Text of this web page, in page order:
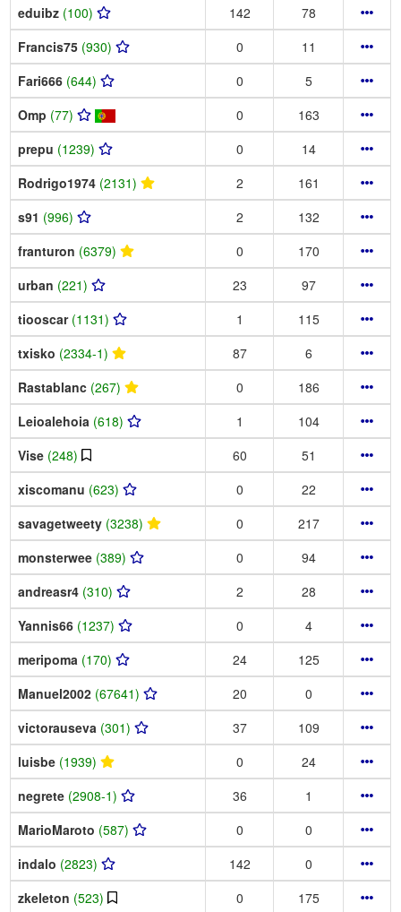
eduibz (100) 142
78
Francis75 (930) 0
11
Fari666 (644) 0
5
Omp (77) 0
163
prepu (1239) 0
14
Rodrigo1974 (2131) 2
161
s91 (996) 2
132
franturon (6379) 0
170
urban (221) 23
97
tiooscar (1131) 1
115
txisko (2334-1) 87
6
Rastablanc (267) 0
186
Leioalehoia (618) 1
104
Vise (248) 60
51
xiscomanu (623) 0
22
savagetweety (3238) 0
217
monsterwee (389) 0
94
andreasr4 (310) 2
28
Yannis66 (1237) 0
4
meripoma (170) 24
125
Manuel2002 (67641) 20
0
victorauseva (301) 37
109
luisbe (1939) 0
24
negrete (2908-1) 36
1
MarioMaroto (587) 0
0
indalo (2823) 142
0
zkeleton (523) 0
175